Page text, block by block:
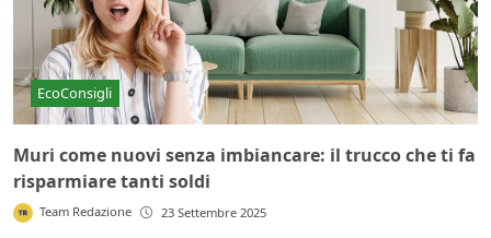
EcoConsigli
Muri come nuovi senza imbiancare: il trucco che ti fa
risparmiare tanti soldi
Team Redazione 23 Settembre 2025